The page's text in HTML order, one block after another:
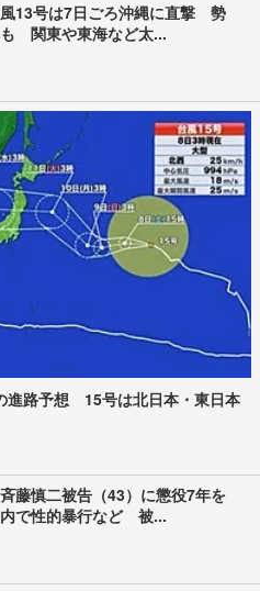
風13号は7日ごろ沖縄に直撃 勢
関東や東海など太...
進路予想 15号は北日本・東日本
藤慎二被告（43）に懲役7年を
で性的暴行など 被...